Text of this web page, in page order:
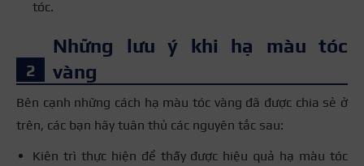
tóc.
Những lưu ý khi hạ màu tóc
vàng
Bên cạnh những cách hạ màu tóc vàng đã được chia sẻ ở
trên, các bạn hãy tuân thủ các nguyên tắc sau:
Kiên trì thực hiện để thấy được hiệu quả hạ màu tóc